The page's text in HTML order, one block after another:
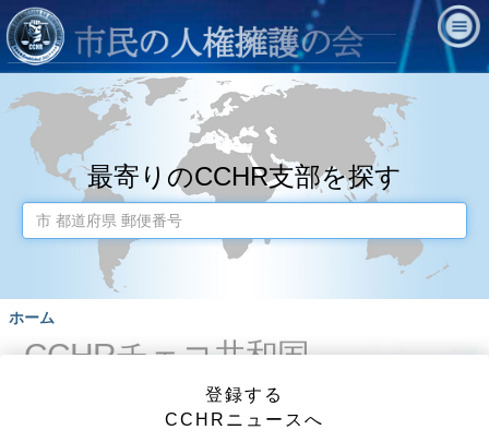
最寄りのCCHR支部を探す
ホーム
CCHRチェコ共和国
Vaclavske namesti 15 110 00 Praha 1
Tel: 420-608 422-322
登録する
CCHRニュースへ